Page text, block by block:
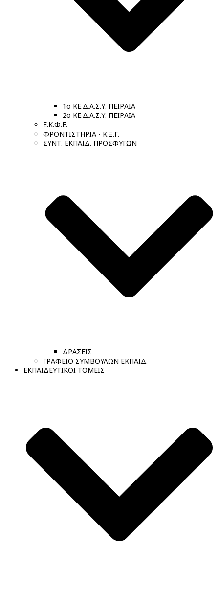
1ο ΚΕ.Δ.Α.Σ.Υ. ΠΕΙΡΑΙΑ
2ο ΚΕ.Δ.Α.Σ.Υ. ΠΕΙΡΑΙΑ
Ε.Κ.Φ.Ε.
ΦΡΟΝΤΙΣΤΗΡΙΑ - Κ.Ξ.Γ.
ΣΥΝΤ. ΕΚΠΑΙΔ. ΠΡΟΣΦΥΓΩΝ
ΔΡΑΣΕΙΣ
ΓΡΑΦΕΙΟ ΣΥΜΒΟΥΛΩΝ ΕΚΠΑΙΔ.
ΕΚΠΑΙΔΕΥΤΙΚΟΙ ΤΟΜΕΙΣ